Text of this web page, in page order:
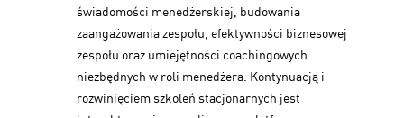
świadomości menedżerskiej, budowania
zaangażowania zespołu, efektywności biznesowej
zespołu oraz umiejętności coachingowych
niezbędnych w roli menedżera. Kontynuacją i
rozwinięciem szkoleń stacjonarnych jest